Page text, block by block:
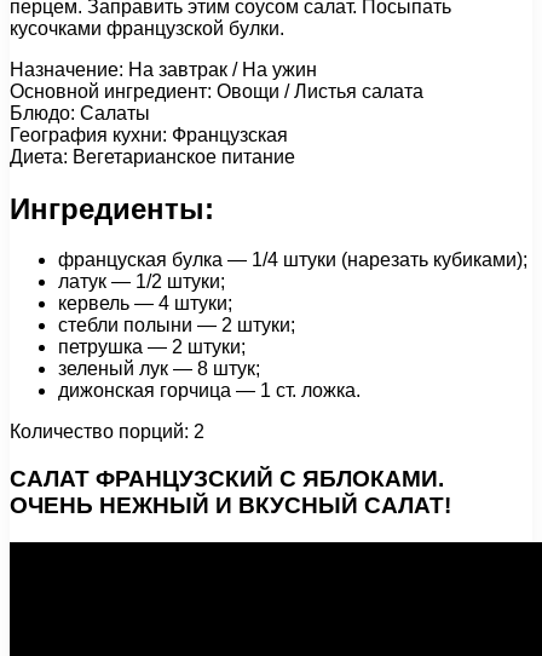
перцем. Заправить этим соусом салат. Посыпать
кусочками французской булки.
Назначение: На завтрак / На ужин
Основной ингредиент: Овощи / Листья салата
Блюдо: Салаты
География кухни: Французская
Диета: Вегетарианское питание
Ингредиенты:
француская булка — 1/4 штуки (нарезать кубиками);
латук — 1/2 штуки;
кервель — 4 штуки;
стебли полыни — 2 штуки;
петрушка — 2 штуки;
зеленый лук — 8 штук;
дижонская горчица — 1 ст. ложка.
Количество порций: 2
САЛАТ ФРАНЦУЗСКИЙ С ЯБЛОКАМИ.
ОЧЕНЬ НЕЖНЫЙ И ВКУСНЫЙ САЛАТ!